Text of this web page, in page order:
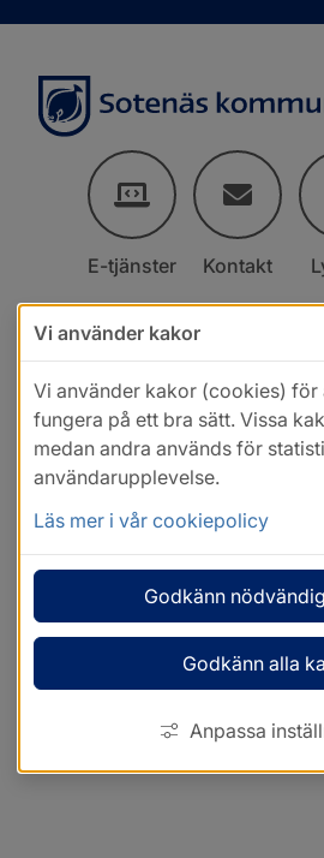
E-tjänster Kontakt
Vi använder kakor
Vi använder kakor (cookies) för
fungera på ett bra sätt. Vissa
medan andra används för
användarupplevelse.
Läs mer i vår cookiepolicy
Godkänn
Godkänn alla
Anpassa